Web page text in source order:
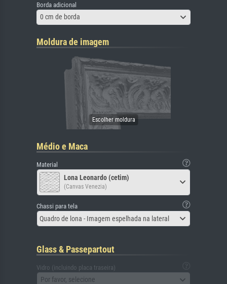
Borda adicional
0 cm de borda
Moldura de imagem
Médio e Maca
Material
Lona Leonardo (cetim)
(Canvas Venezia)
Chassi para tela
Quadro de lona - Imagem espelhada na lateral
Glass & Passepartout
Vidro (incluindo placa traseira)
Por favor, selecione